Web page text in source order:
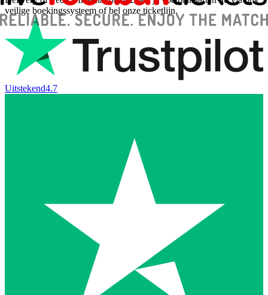
veilige boekingssysteem of bel onze ticketlijn.
Uitstekend4.7